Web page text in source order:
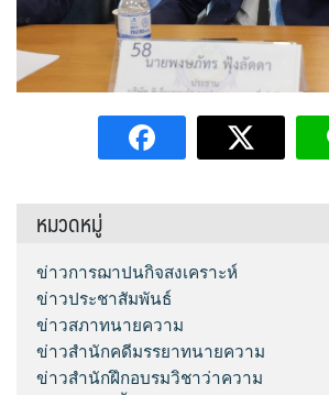
หมวดหมู่
ข่าวการฌาปนกิจสงเคราะห์
ข่าวประชาสัมพันธ์
ข่าวสภาทนายความ
ข่าวสำนักคดีมรรยาทนายความ
ข่าวสำนักฝึกอบรมวิชาว่าความ